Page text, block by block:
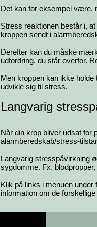
Det kan for eksempel være,
Stress reaktionen består i,
kroppen sendt i
Derefter kan du måske
udfordring, du står overfor.
Men kroppen kan ikke
udvikle sig til stress.
Langvarig
Når din krop bliver udsat for
alarmberedskab/stress-
Langvarig stresspåvirkning
sygdomme. Fx.
Klik på links i menuen
information om de